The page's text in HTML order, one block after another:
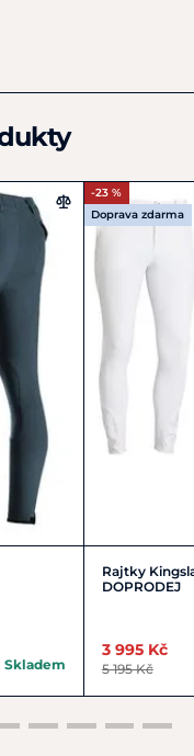
Skladem
-23 %
Doprava zdarma
Rajtky
DOPRODEJ
3 995 Kč
5 195 Kč